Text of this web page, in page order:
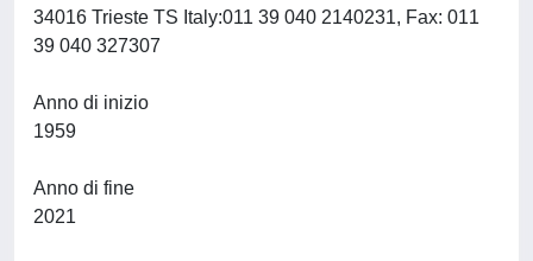
34016 Trieste TS Italy:011 39 040 2140231, Fax: 011
Anno di inizio
Anno di fine